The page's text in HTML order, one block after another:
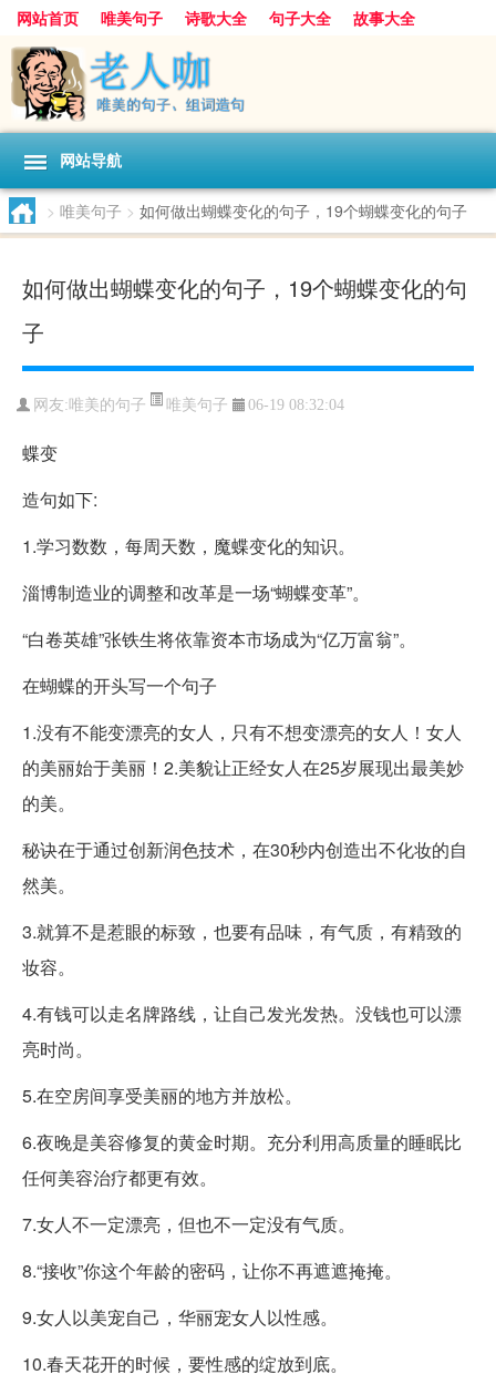
网站首页 唯美句子 诗歌大全 句子大全
故事大全
人生感悟
其他美文 美文欣赏
感人故事
句子分类
网站导航
> 唯美句子 > 如何做出蝴蝶变化的句子，19个蝴蝶变化的句子
如何做出蝴蝶变化的句子，19个蝴蝶变化的句
子
网友: 唯美的句子 唯美句子 06-19 08:32:04
蝶变
造句如下:
1.学习数数，每周天数，魔蝶变化的知识。
淄博制造业的调整和改革是一场“蝴蝶变革”。
“白卷英雄”张铁生将依靠资本市场成为“亿万富翁”。
在蝴蝶的开头写一个句子
1.没有不能变漂亮的女人，只有不想变漂亮的女人！女人
的美丽始于美丽！2.美貌让正经女人在25岁展现出最美妙
的美。
秘诀在于通过创新润色技术，在30秒内创造出不化妆的自
然美。
3.就算不是惹眼的标致，也要有品味，有气质，有精致的
妆容。
4.有钱可以走名牌路线，让自己发光发热。没钱也可以漂
亮时尚。
5.在空房间享受美丽的地方并放松。
6.夜晚是美容修复的黄金时期。充分利用高质量的睡眠比
任何美容治疗都更有效。
7.女人不一定漂亮，但也不一定没有气质。
8.“接收”你这个年龄的密码，让你不再遮遮掩掩。
9.女人以美宠自己，华丽宠女人以性感。
10.春天花开的时候，要性感的绽放到底。